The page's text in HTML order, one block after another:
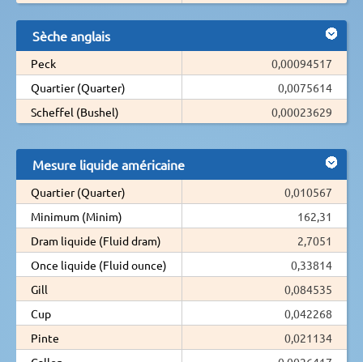
Sèche anglais
Peck
0,00094517
Quartier (Quarter)
0,0075614
Scheffel (Bushel)
0,00023629
Mesure liquide américaine
Quartier (Quarter)
0,010567
Minimum (Minim)
162,31
Dram liquide (Fluid dram)
2,7051
Once liquide (Fluid ounce)
0,33814
Gill
0,084535
Cup
0,042268
Pinte
0,021134